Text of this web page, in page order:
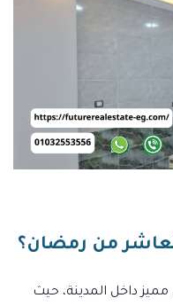
داخل المدينة، حيث